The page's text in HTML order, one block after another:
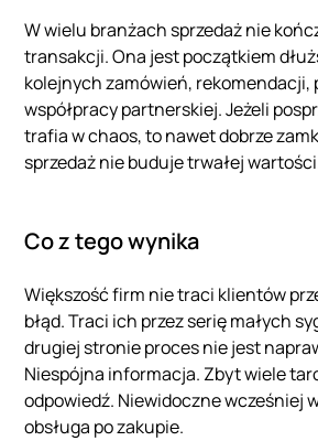
W wielu branżach sprzedaż nie
transakcji. Ona jest początkiem
kolejnych zamówień, rekomendacji,
współpracy partnerskiej. Jeżeli
trafia w chaos, to nawet dobrze
sprzedaż nie buduje trwałej
Co z tego wynika
Większość firm nie traci klientów
błąd. Traci ich przez serię małych
drugiej stronie proces nie jest
Niespójna informacja. Zbyt wiele
odpowiedź. Niewidoczne wcześniej
obsługa po zakupie.